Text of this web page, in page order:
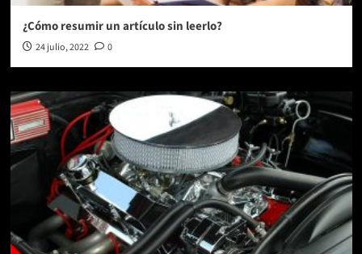
¿Cómo resumir un artículo sin leerlo?
24 julio, 2022 0